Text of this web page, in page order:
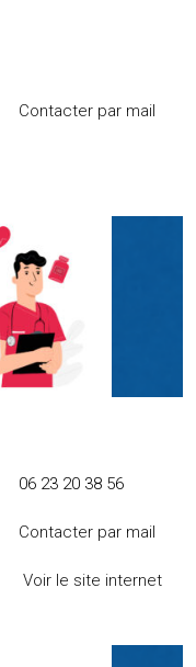
Contacter par mail
06 23 20 38 56
Contacter par mail
Voir le site internet